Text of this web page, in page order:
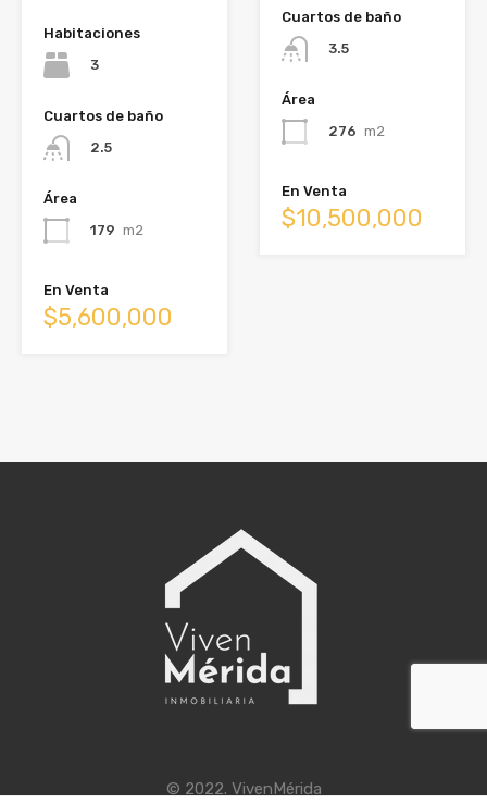
Habitaciones
3
Cuartos de baño
2.5
Área
179 m2
En Venta
$5,600,000
Cuartos de baño
3.5
Área
276 m2
En Venta
$10,500,000
© 2022. VivenMérida